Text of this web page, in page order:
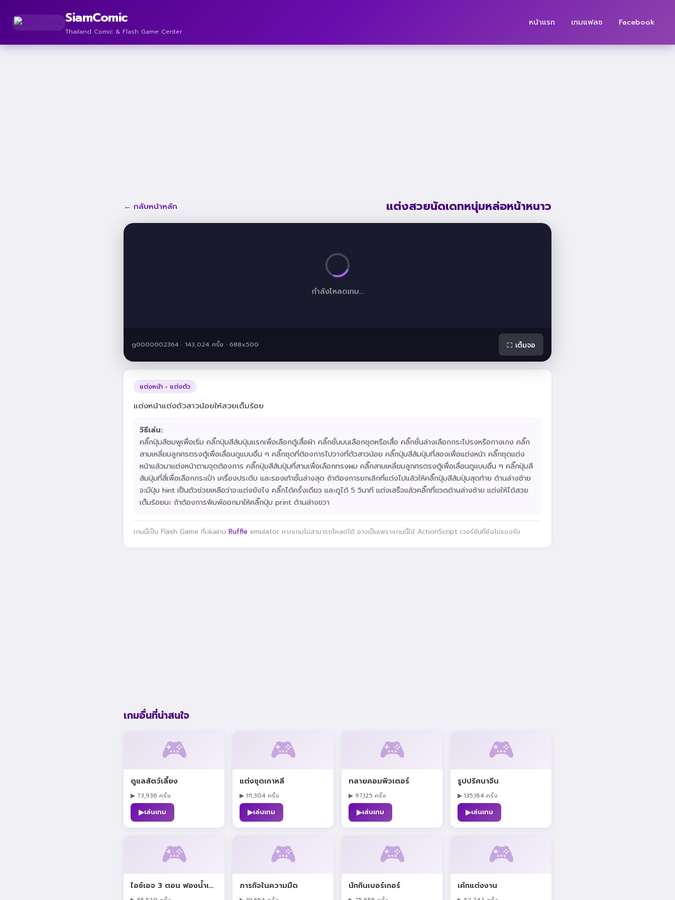
SiamComic
Thailand Comic & Flash Game Center
หน้าแรก เกมแฟลช Facebook
← กลับหน้าหลัก แต่งสวยนัดเดทหนุ่มหล่อหน้าหนาว
กำลังโหลดเกม...
g0000002364 · 143,024 ครั้ง · 688x500 ⛶ เต็มจอ
แต่งหน้า - แต่งตัว
แต่งหน้าแต่งตัวสาวน้อยให้สวยเต็มร้อย
วิธีเล่น:
คลิ๊กปุ่มสีชมพูเพื่อเริ่ม คลิ๊กปุ่มสีส้มปุ่มแรกเพื่อเลือกตู้เสื้อผ้า คลิ๊กชั้นบนเลือกชุดหรือเสื้อ คลิ๊กชั้นล่างเลือกกระโปรงหรือกางเกง คลิ๊ก
สามเหลี่ยมลูกศรตรงตู้เพื่อเลื่อนดูแบบอื่น ๆ คลิ๊กชุดที่ต้องการไปวางที่ตัวสาวน้อย คลิ๊กปุ่มสีส้มปุ่มที่สองเพื่อแต่งหน้า คลิ๊กชุดแต่ง
หน้าแล้วมาแต่งหน้าตามจุดต้องการ คลิ๊กปุ่มสีส้มปุ่มที่สามเพื่อเลือกทรงผม คลิ๊กสามเหลี่ยมลูกศรตรงตู้เพื่อเลื่อนดูแบบอื่น ๆ คลิ๊กปุ่มสี
ส้มปุ่มที่สี่เพื่อเลือกกระเป๋า เครื่องประดับ และรองเท้าชั้นล่างสุด ถ้าต้องการยกเลิกที่แต่งไปแล้วให้คลิ๊กปุ่มสีส้มปุ่มสุดท้าย ด้านล่างซ้าย
จะมีปุ่ม hint เป็นตัวช่วยเหลือว่าจะแต่งยังไง คลิ๊กได้ครั้งเดียว และดูได้ 5 วินาที แต่งเสร็จแล้วคลิ๊กที่ขวดด้านล่างซ้าย แต่งให้ได้สวย
เต็มร้อยนะ ถ้าต้องการพิมพ์ออกมาให้คลิ๊กปุ่ม print ด้านล่างขวา
เกมนี้เป็น Flash Game ที่เล่นผ่าน Ruffle emulator หากเกมไม่สามารถโหลดได้ อาจเป็นเพราะเกมนี้ใช้ ActionScript เวอร์ชันที่ยังไม่รองรับ
เกมอื่นที่น่าสนใจ
🎮
ดูแลสัตว์เลี้ยง
▶ 73,936 ครั้ง
▶เล่นเกม
🎮
แต่งชุดเกาหลี
▶ 111,304 ครั้ง
▶เล่นเกม
🎮
ทลายคอมพิวเตอร์
▶ 97,125 ครั้ง
▶เล่นเกม
🎮
รูปปริศนาจีน
▶ 135,184 ครั้ง
▶เล่นเกม
🎮
ไอซ์เอจ 3 ตอน ฟองน้ำเจ้าปัญหา
🎮
ภารกิจในความมืด
🎮
นักกินเบอร์เกอร์
🎮
เค้กแต่งงาน